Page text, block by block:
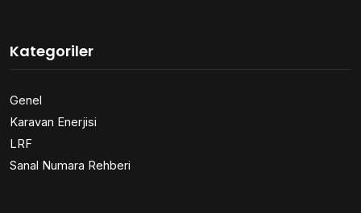
Kategoriler
Genel
Karavan Enerjisi
LRF
Sanal Numara Rehberi